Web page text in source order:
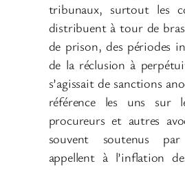
tribunaux, surtout les
distribuent à tour de bras
de prison, des périodes
de la réclusion à
s’agissait de sanctions
référence les uns sur
procureurs et autres
souvent soutenus
appellent à l’inflation